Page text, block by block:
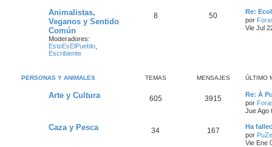
Animalistas,
Veganos y Sentido
Común
Moderadores:
EstoEsElPueblo
Escribiente
8 50
Re:
por
Vie Jul
PERSONAS Y ANIMALES TEMAS MENSAJES ÚLTIMO
Arte y Cultura 605 3915
Re: À
por
Jue Ago
Caza y Pesca 34 167
Ha
por
Vie Ene